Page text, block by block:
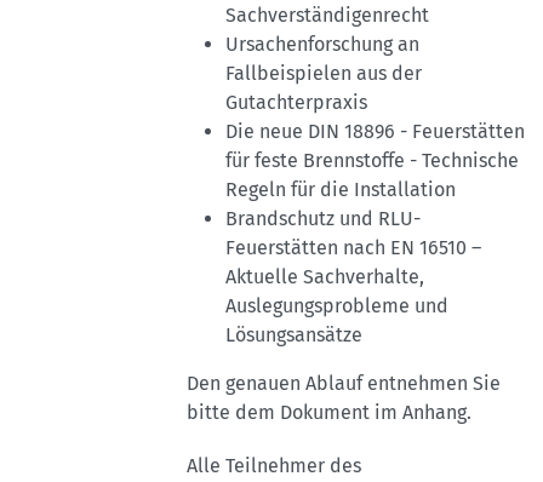
Sachverständigenrecht
Ursachenforschung an
Fallbeispielen aus der
Gutachterpraxis
Die neue DIN 18896 - Feuerstätten
für feste Brennstoffe - Technische
Regeln für die Installation
Brandschutz und RLU-
Feuerstätten nach EN 16510 –
Aktuelle Sachverhalte,
Auslegungsprobleme und
Lösungsansätze
Den genauen Ablauf entnehmen Sie
bitte dem Dokument im Anhang.
Alle Teilnehmer des